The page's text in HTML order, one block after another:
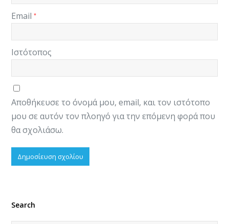
Email*
Ιστότοπος
Αποθήκευσε το όνομά μου, email, και τον ιστότοπο
μου σε αυτόν τον πλοηγό για την επόμενη φορά που
θα σχολιάσω.
Search